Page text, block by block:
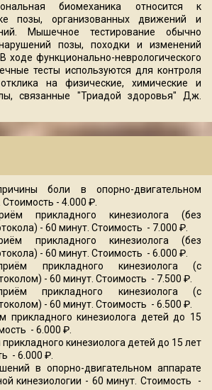
биомеханика относится к
позы, организованных движений и
Мышечное тестирование обычно
позы, походки и изменений
функционально-неврологического
тесты используются для контроля
отклика на физические, химические и
связанные "Триадой здоровья" Дж.
боли в опорно-двигательном
- 4.000 ₽.
прикладного кинезиолога (без
- 60 минут. Стоимость - 7.000 ₽.
прикладного кинезиолога (без
- 60 минут. Стоимость - 6.000 ₽.
прикладного кинезиолога (с
- 60 минут. Стоимость - 7.500 ₽.
прикладного кинезиолога (с
- 60 минут. Стоимость - 6.500 ₽.
прикладного кинезиолога детей до 15
- 6.000 ₽.
кинезиолога детей до 15 лет
- 6.000 ₽.
в опорно-двигательном аппарате
кинезиологии - 60 минут. Стоимость -